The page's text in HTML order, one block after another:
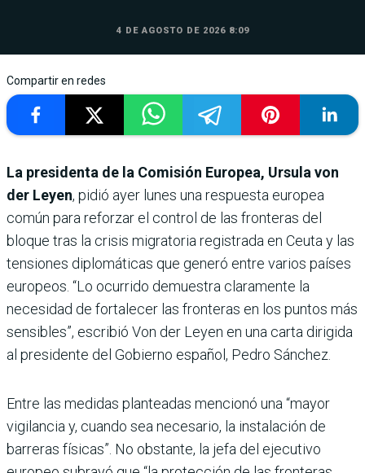
4 DE AGOSTO DE 2026 8:09
Compartir en redes
La presidenta de la Comisión Europea, Ursula von
der Leyen, pidió ayer lunes una respuesta europea
común para reforzar el control de las fronteras del
bloque tras la crisis migratoria registrada en Ceuta y las
tensiones diplomáticas que generó entre varios países
europeos. “Lo ocurrido demuestra claramente la
necesidad de fortalecer las fronteras en los puntos más
sensibles”, escribió Von der Leyen en una carta dirigida
al presidente del Gobierno español, Pedro Sánchez.
Entre las medidas planteadas mencionó una “mayor
vigilancia y, cuando sea necesario, la instalación de
barreras físicas”. No obstante, la jefa del ejecutivo